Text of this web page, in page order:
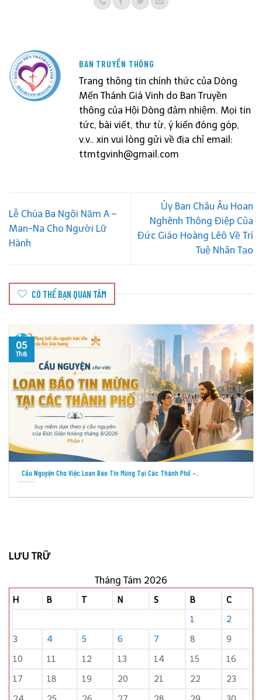
BAN TRUYỀN THÔNG
Trang thông tin chính thức của Dòng
Mến Thánh Giá Vinh do Ban Truyền
thông của Hội Dòng đảm nhiệm. Mọi tin
tức, bài viết, thư từ, ý kiến đóng góp,
v.v.. xin vui lòng gửi về địa chỉ email:
ttmtgvinh@gmail.com
Lễ Chúa Ba Ngôi Năm A –
Man-Na Cho Người Lữ
Hành
Ủy Ban Châu Âu Hoan
Nghênh Thông Điệp Của
Đức Giáo Hoàng Lêô Về Trí
Tuệ Nhân Tạo
CÓ THỂ BẠN QUAN TÂM
Cầu Nguyện Cho Việc Loan Báo Tin Mừng Tại Các Thành Phố –..
05
Th8
LƯU TRỮ
Tháng Tám 2026
H B T N S B C
1
2
3
4 5 6 7 8
9
10
11 12 13 14 15
16
17
18 19 20 21 22
23